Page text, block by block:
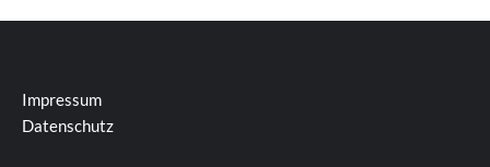
Impressum
Datenschutz